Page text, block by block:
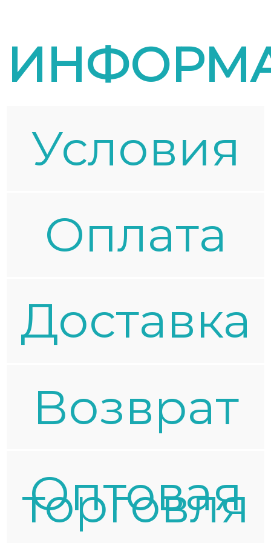
Условия
Oплата
Доставка
Возврат
Оптовая
торговля